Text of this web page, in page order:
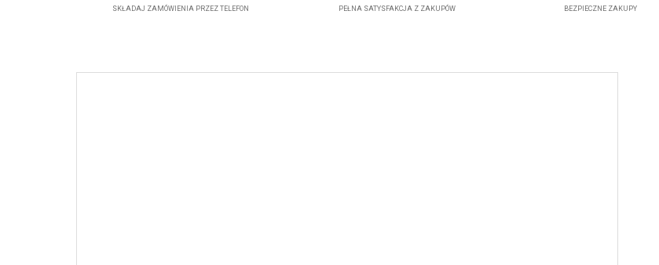
SKŁADAJ ZAMÓWIENIA PRZEZ TELEFON PEŁNA SATYSFAKCJA Z ZAKUPÓW BEZPIECZNE ZAKUPY